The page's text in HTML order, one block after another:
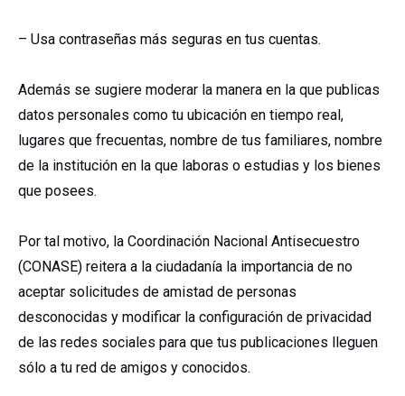
– Usa contraseñas más seguras en tus cuentas.
Además se sugiere moderar la manera en la que publicas
datos personales como tu ubicación en tiempo real,
lugares que frecuentas, nombre de tus familiares, nombre
de la institución en la que laboras o estudias y los bienes
que posees.
Por tal motivo, la Coordinación Nacional Antisecuestro
(CONASE) reitera a la ciudadanía la importancia de no
aceptar solicitudes de amistad de personas
desconocidas y modificar la configuración de privacidad
de las redes sociales para que tus publicaciones lleguen
sólo a tu red de amigos y conocidos.